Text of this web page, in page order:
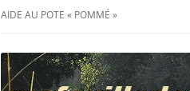
AIDE AU POTE « POMMÉ »